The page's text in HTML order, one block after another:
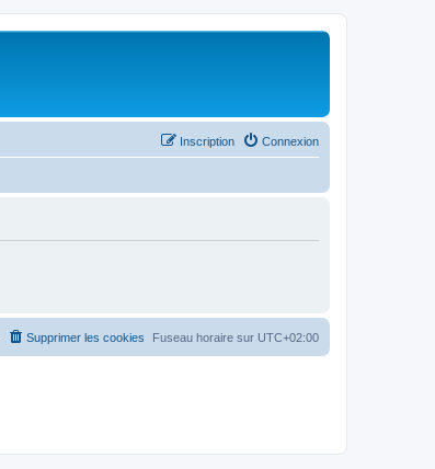
Connexion
Inscription
Fuseau horaire sur UTC+02:00
Supprimer les cookies